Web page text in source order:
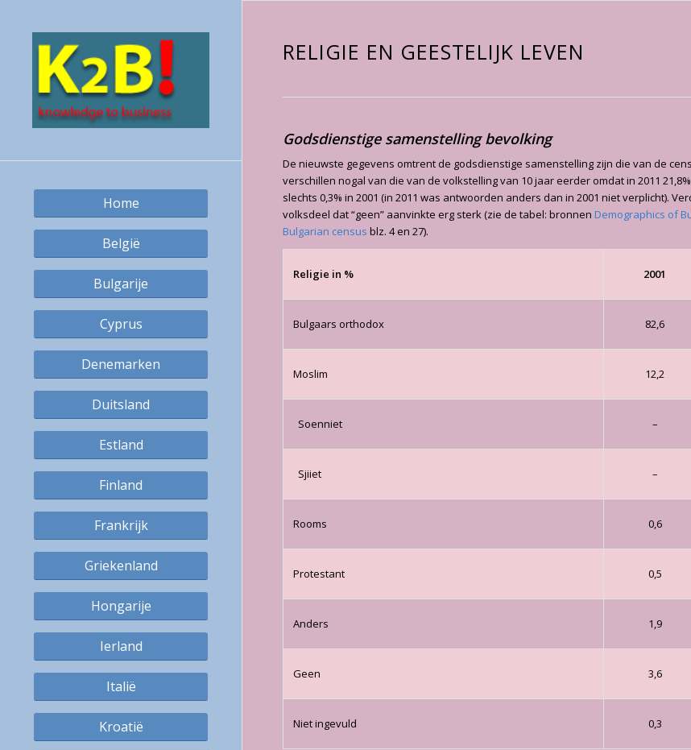
Home
België
Bulgarije
Cyprus
Denemarken
Duitsland
Estland
Finland
Frankrijk
Griekenland
Hongarije
Ierland
Italië
Kroatië
RELIGIE EN GEESTELIJK LEVEN
Godsdienstige samenstelling bevolking
De nieuwste gegevens omtrent de godsdienstige samenstelling zijn die van de
verschillen nogal van die van de volkstelling van 10 jaar eerder omdat in 2011
slechts 0,3% in 2001 (in 2011 was antwoorden anders dan in 2001 niet verplicht).
volksdeel dat “geen” aanvinkte erg sterk (zie de tabel: bronnen Demographics of
Bulgarian census blz. 4 en 27).
Religie in % 2001
Bulgaars orthodox 82,6
Moslim 12,2
Soenniet –
Sjiiet –
Rooms 0,6
Protestant 0,5
Anders 1,9
Geen 3,6
Niet ingevuld 0,3